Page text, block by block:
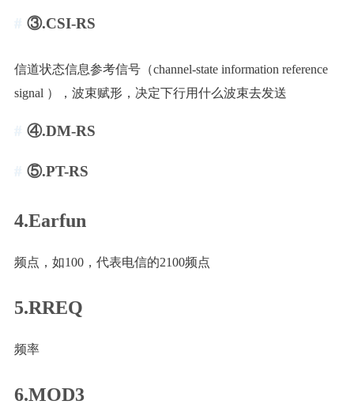
③.CSI-RS
信道状态信息参考信号（channel-state information reference
signal ），波束赋形，决定下行用什么波束去发送
④.DM-RS
⑤.PT-RS
4.Earfun
频点，如100，代表电信的2100频点
5.RREQ
频率
6.MOD3